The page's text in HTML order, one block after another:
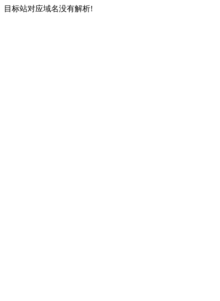
目标站对应域名没有解析!